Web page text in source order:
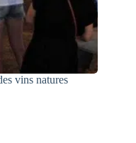
vins natures